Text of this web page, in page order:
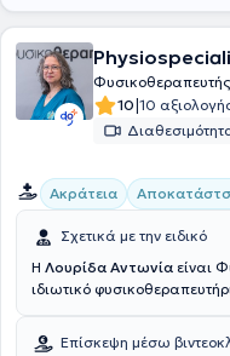
Φυσικοθεραπευτής
10|10
Ακράτεια
Σχετικά με την ειδικό
Η Λουρίδα Αντωνία είναι
ιδιωτικό
Έχει εξειδικευθεί σε
Επίσκεψη μέσω